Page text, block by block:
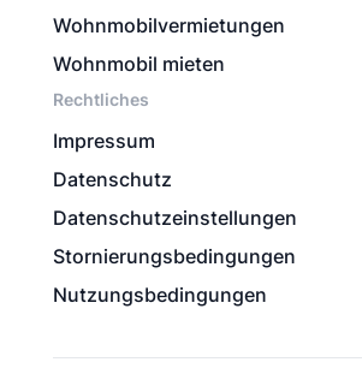
Wohnmobilvermietungen
Wohnmobil mieten
Rechtliches
Impressum
Datenschutz
Datenschutzeinstellungen
Stornierungsbedingungen
Nutzungsbedingungen